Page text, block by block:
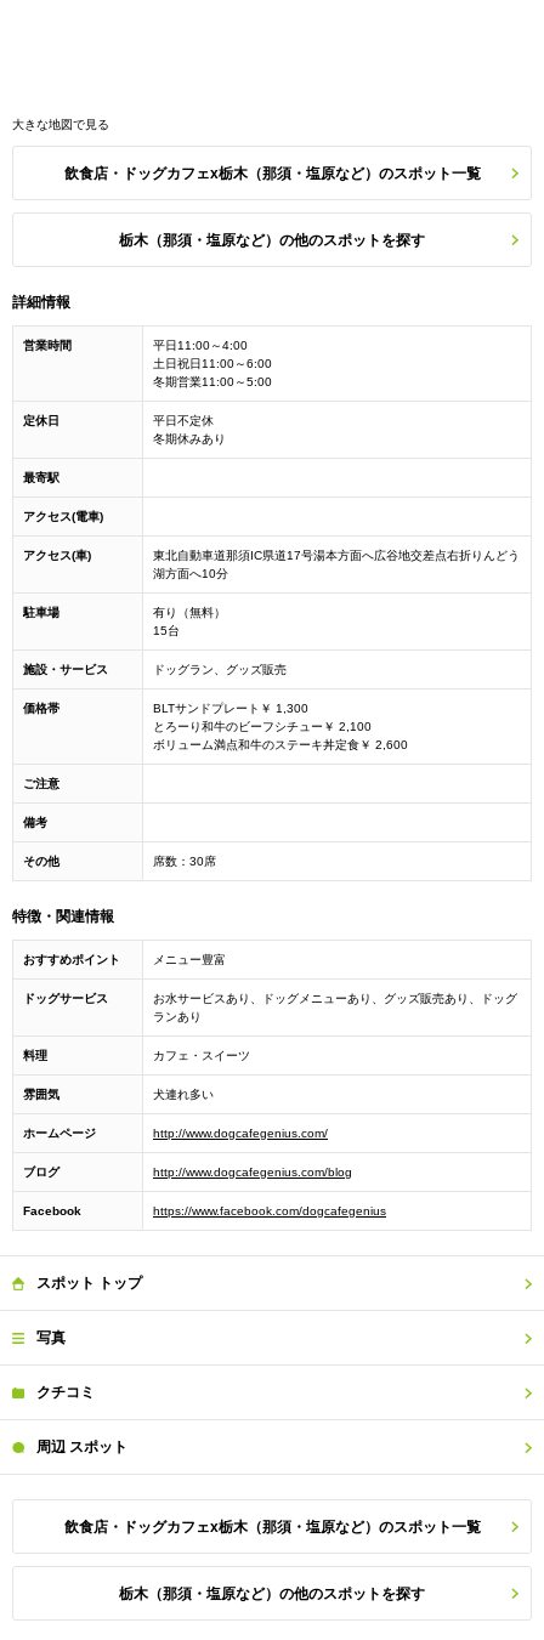
大きな地図で見る
飲食店・ドッグカフェx栃木（那須・塩原など）のスポット一覧
栃木（那須・塩原など）の他のスポットを探す
詳細情報
営業時間
平日11:00～4:00
土日祝日11:00～6:00
冬期営業11:00～5:00
定休日
平日不定休
冬期休みあり
最寄駅
アクセス(電車)
アクセス(車)
東北自動車道那須IC県道17号湯本方面へ広谷地交差点右折りんどう
湖方面へ10分
駐車場
有り（無料）
15台
施設・サービス ドッグラン、グッズ販売
価格帯
BLTサンドプレート￥ 1,300
とろーり和牛のビーフシチュー￥ 2,100
ボリューム満点和牛のステーキ丼定食￥ 2,600
ご注意
備考
その他 席数：30席
特徴・関連情報
おすすめポイント メニュー豊富
ドッグサービス
お水サービスあり、ドッグメニューあり、グッズ販売あり、ドッグ
ランあり
料理 カフェ・スイーツ
雰囲気 犬連れ多い
ホームページ http://www.dogcafegenius.com/
ブログ http://www.dogcafegenius.com/blog
Facebook https://www.facebook.com/dogcafegenius
スポット トップ
写真
クチコミ
周辺 スポット
飲食店・ドッグカフェx栃木（那須・塩原など）のスポット一覧
栃木（那須・塩原など）の他のスポットを探す